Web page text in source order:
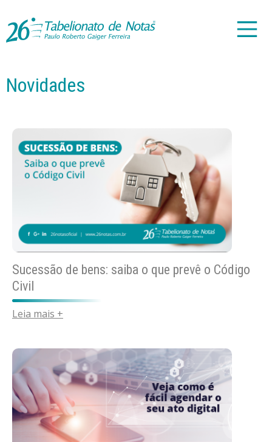
Novidades
Sucessão de bens: saiba o que prevê o Código
Civil
Leia mais +